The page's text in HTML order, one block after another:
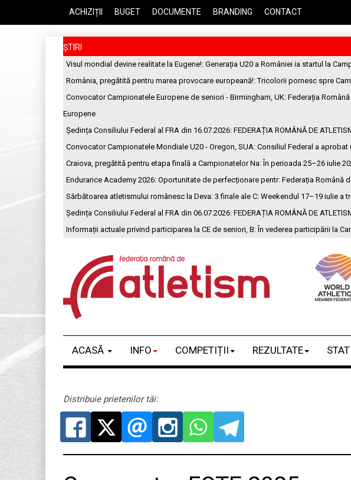
ACHIZIȚII BUGET DOCUMENTE BRANDING CONTACT
ȘTIRI
Visul mondial devine realitate la Eugene!: Generația U20 a României ia startul la
România, pregătită pentru marea provocare europeană!: Tricolorii pornesc spre
Convocator Campionatele Europene de seniori - Birmingham, UK: Federația
Europene
Ședința Consiliului Federal al FRA din 16.07.2026: FEDERAȚIA ROMÂNĂ DE
Convocator Campionatele Mondiale U20 - Oregon, SUA: Consiliul Federal a
Craiova, pregătită pentru etapa finală a Campionatelor Na: În perioada 25–26 iulie
Endurance Academy 2026: Oportunitate de perfecționare pentr: Federația Română
Sărbătoarea atletismului românesc la Deva: 3 finale ale C: Weekendul 17–19 iulie a
Ședința Consiliului Federal al FRA din 06.07.2026: FEDERAȚIA ROMÂNĂ DE
Informații actuale privind participarea la CE de seniori, B: În vederea participării la
ACASĂ INFO COMPETIȚII REZULTATE
Distribuie prietenilor tăi: